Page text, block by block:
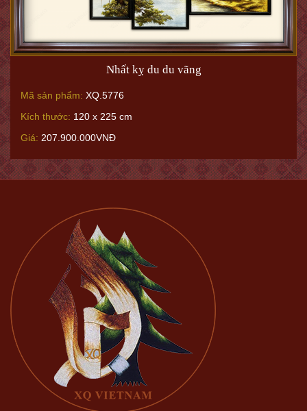
Nhất kỵ du du vãng
Mã sản phẩm: XQ.5776
Kích thước: 120 x 225 cm
Giá: 207.900.000VNĐ